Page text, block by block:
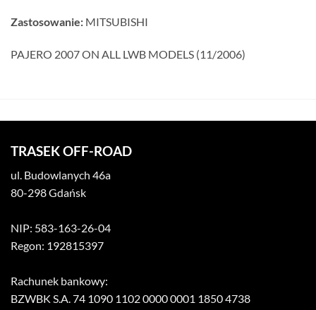
Zastosowanie: MITSUBISHI
PAJERO 2007 ON ALL LWB MODELS (11/2006)
TRASEK OFF-ROAD
ul. Budowlanych 46a
80-298 Gdańsk
NIP: 583-163-26-04
Regon: 192815397
Rachunek bankowy:
BZWBK S.A. 74 1090 1102 0000 0001 1850 4738